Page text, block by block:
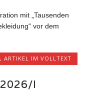
mit „Tausenden
vor dem
, ARTIKEL IM VOLLTEXT
I